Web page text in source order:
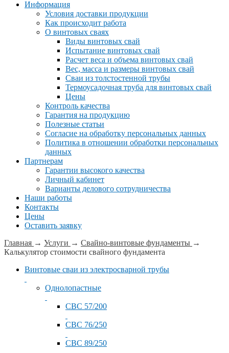
Информация
Условия доставки продукции
Как происходит работа
О винтовых сваях
Виды винтовых свай
Испытание винтовых свай
Расчет веса и объема винтовых свай
Вес, масса и размеры винтовых свай
Сваи из толстостенной трубы
Термоусадочная труба для винтовых свай
Цены
Контроль качества
Гарантия на продукцию
Полезные статьи
Согласие на обработку персональных данных
Политика в отношении обработки персональных
данных
Партнерам
Гарантии высокого качества
Личный кабинет
Варианты делового сотрудничества
Наши работы
Контакты
Цены
Оставить заявку
Главная → Услуги → Свайно-винтовые фундаменты →
Калькулятор стоимости свайного фундамента
Винтовые сваи из электросварной трубы
Однолопастные
СВС 57/200
СВС 76/250
СВС 89/250